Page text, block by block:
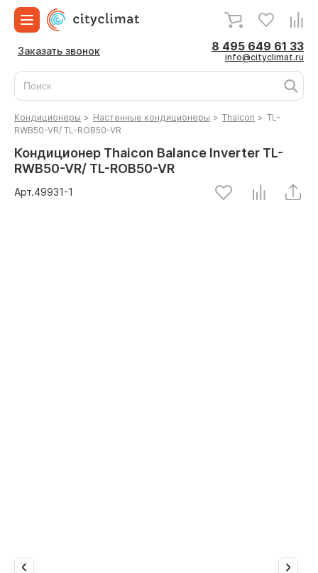
Заказать звонок 8 495 649 61 33
info@cityclimat.ru
Кондиционеры > Настенные кондиционеры > Thaicon > TL-
RWB50-VR/ TL-ROB50-VR
Кондиционер Thaicon Balance Inverter TL-
RWB50-VR/ TL-ROB50-VR
Арт.49931-1